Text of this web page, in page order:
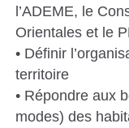
A
T
A
l’ADEME, le
Orientales et le
• Définir
territoire
• Répondre aux
modes) des